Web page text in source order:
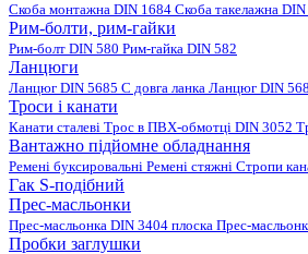
Скоба монтажна DIN 1684 Скоба такелажна
Рим-болти, рим-гайки
Рим-болт DIN 580 Рим-гайка DIN 582
Ланцюги
Ланцюг DIN 5685 C довга ланка Ланцюг DIN
Троси і канати
Канати сталеві Трос в ПВХ-обмотці DIN 3052
Вантажно підйомне обладнання
Ремені буксировальні Ремені стяжні Стропи
Гак S-подібний
Прес-масльонки
Прес-масльонка DIN 3404 плоска Прес-
Пробки заглушки